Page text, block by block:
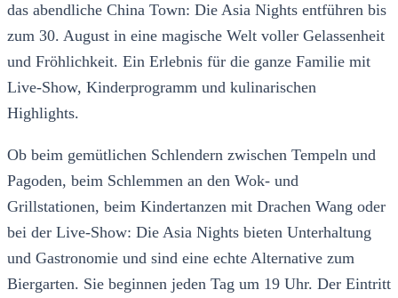
das abendliche China Town: Die Asia Nights entführen bis
zum 30. August in eine magische Welt voller Gelassenheit
und Fröhlichkeit. Ein Erlebnis für die ganze Familie mit
Live-Show, Kinderprogramm und kulinarischen
Highlights.
Ob beim gemütlichen Schlendern zwischen Tempeln und
Pagoden, beim Schlemmen an den Wok- und
Grillstationen, beim Kindertanzen mit Drachen Wang oder
bei der Live-Show: Die Asia Nights bieten Unterhaltung
und Gastronomie und sind eine echte Alternative zum
Biergarten. Sie beginnen jeden Tag um 19 Uhr. Der Eintritt